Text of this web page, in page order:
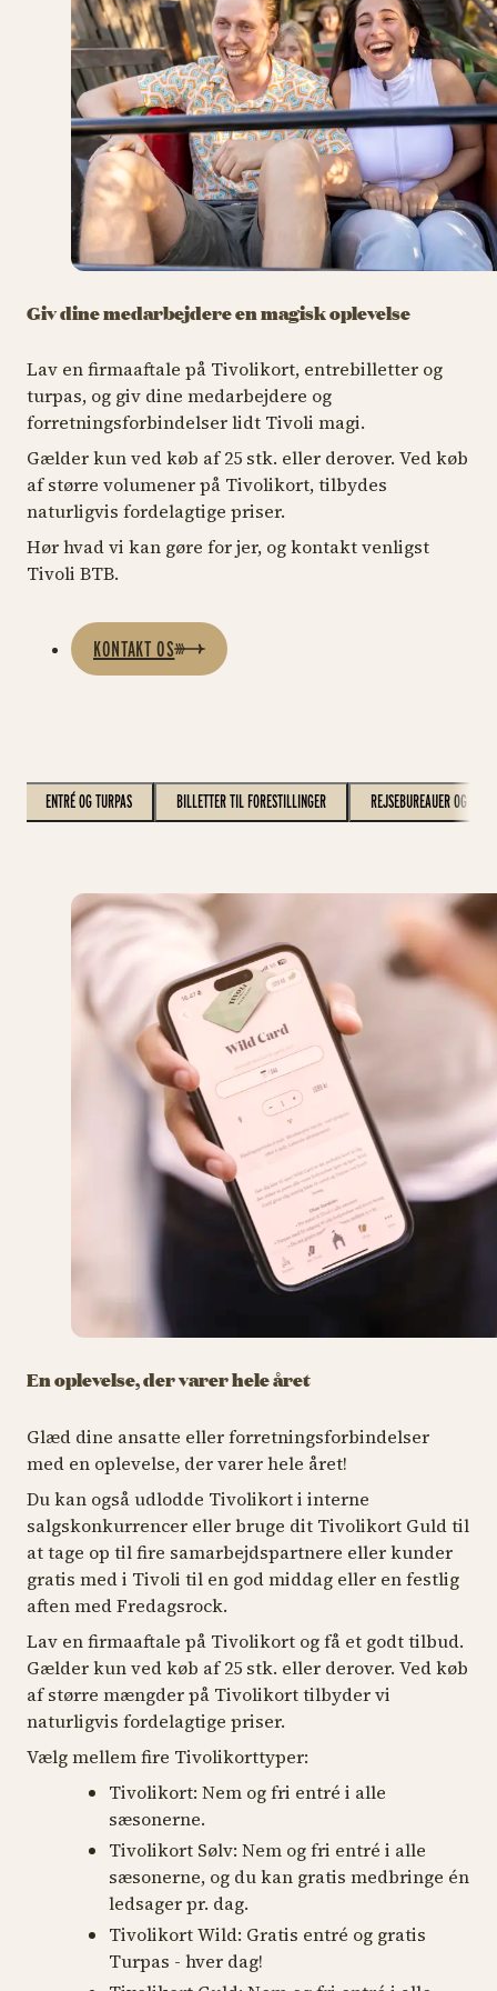
Giv dine medarbejdere en magisk oplevelse
Lav en firmaaftale på Tivolikort, entrebilletter og
turpas, og giv dine medarbejdere og
forretningsforbindelser lidt Tivoli magi.
Gælder kun ved køb af 25 stk. eller derover. Ved køb
af større volumener på Tivolikort, tilbydes
naturligvis fordelagtige priser.
Hør hvad vi kan gøre for jer, og kontakt venligst
Tivoli BTB.
KONTAKT OS
ENTRÉ OG TURPAS BILLETTER TIL FORESTILLINGER REJSEBUREAUER OG
En oplevelse, der varer hele året
Glæd dine ansatte eller forretningsforbindelser
med en oplevelse, der varer hele året!
Du kan også udlodde Tivolikort i interne
salgskonkurrencer eller bruge dit Tivolikort Guld til
at tage op til fire samarbejdspartnere eller kunder
gratis med i Tivoli til en god middag eller en festlig
aften med Fredagsrock.
Lav en firmaaftale på Tivolikort og få et godt tilbud.
Gælder kun ved køb af 25 stk. eller derover. Ved køb
af større mængder på Tivolikort tilbyder vi
naturligvis fordelagtige priser.
Vælg mellem fire Tivolikorttyper:
Tivolikort: Nem og fri entré i alle
sæsonerne.
Tivolikort Sølv: Nem og fri entré i alle
sæsonerne, og du kan gratis medbringe én
ledsager pr. dag.
Tivolikort Wild: Gratis entré og gratis
Turpas - hver dag!